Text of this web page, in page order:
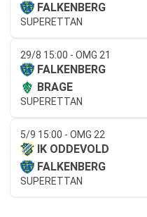
FALKENBERG
SUPERETTAN
29/8 15:00 - OMG 21
FALKENBERG
BRAGE
SUPERETTAN
5/9 15:00 - OMG 22
IK ODDEVOLD
FALKENBERG
SUPERETTAN